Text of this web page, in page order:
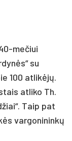
mečiui
su
100 atlikėjų.
atliko Th.
Taip pat
vargonininkų